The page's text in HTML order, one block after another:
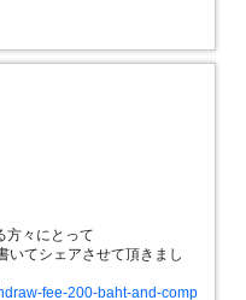
方々にとって
いてシェアさせて頂きまし
fee-200-baht-and-comp